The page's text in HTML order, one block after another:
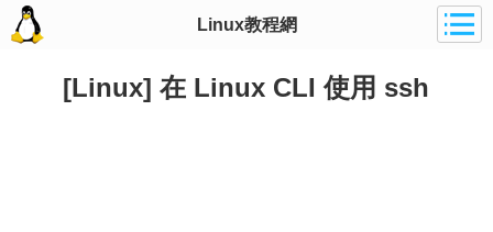
Linux教程網
[Linux] 在 Linux CLI 使用 ssh